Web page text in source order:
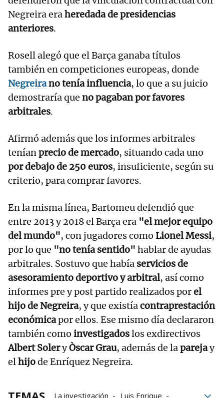
Negreira eraheredada de presidencias
anteriores.
Rosell alegó que el Barça ganaba títulos
también en competiciones europeas, donde
Negreirano tenía influencia, lo que a su juicio
demostraría que no pagaban por favores
arbitrales.
Afirmó además que los informes arbitrales
teníanprecio de mercado, situando cada uno
por debajo de 250 euros, insuficiente, según su
criterio, para comprar favores.
En la misma línea, Bartomeu defendió que
entre 2013 y 2018 el Barça era "el mejor equipo
del mundo", con jugadores como Lionel Messi,
por lo que "no tenía sentido" hablar de ayudas
arbitrales. Sostuvo que había servicios de
asesoramiento deportivo y arbitral, así como
informes pre y post partido realizados porel
hijo de Negreira, y que existíacontraprestación
económicapor ellos. Ese mismo día declararon
también como investigadoslos exdirectivos
Albert SoleryÒscar Grau, además de laparejay
elhijode Enríquez Negreira.
La investigación Luis Enrique